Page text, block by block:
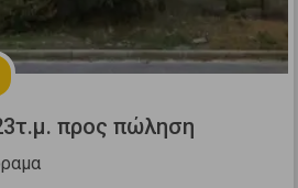
προς πώληση